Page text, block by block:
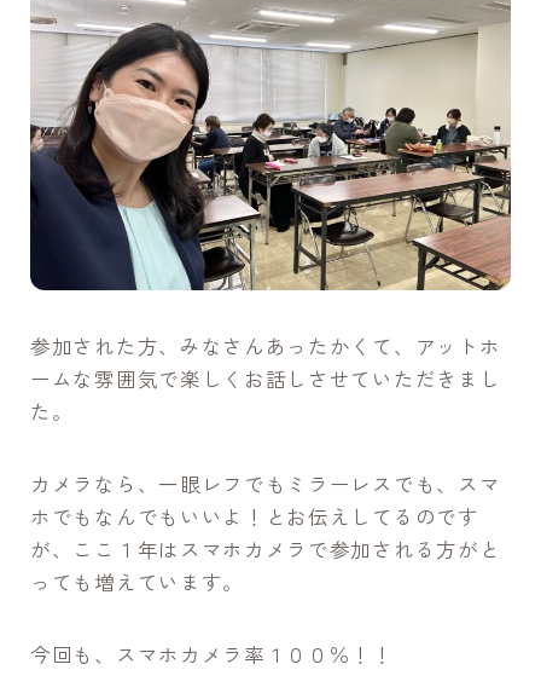
参加された方、みなさんあったかくて、アットホ
ームな雰囲気で楽しくお話しさせていただきまし
た。
カメラなら、一眼レフでもミラーレスでも、スマ
ホでもなんでもいいよ！とお伝えしてるのです
が、ここ１年はスマホカメラで参加される方がと
っても増えています。
今回も、スマホカメラ率１００％！！